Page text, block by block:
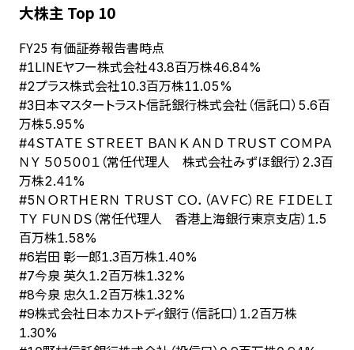
大株主 Top 10
FY25 有価証券報告書時点
#1LINEヤフー株式会社43.8百万株46.84%
#2プラス株式会社10.3百万株11.05%
#3日本マスタートラスト信託銀行株式会社（信託口） 5.6百
万株5.95%
#4ＳＴＡＴＥ ＳＴＲＥＥＴ ＢＡＮＫ ＡＮＤ ＴＲＵＳＴ ＣＯＭＰＡ
ＮＹ ５０５００１（常任代理人 株式会社みずほ銀行） 2.3百
万株2.41%
#5 ＮＯＲＴＨＥＲＮ ＴＲＵＳＴ ＣＯ．（ＡＶＦＣ）ＲＥ ＦＩＤＥＬＩ
ＴＹ ＦＵＮＤＳ（常任代理人 香港上海銀行東京支店） 1.5
百万株1.58%
#6岩田 彰一郎1.3百万株1.40%
#7今泉 英久1.2百万株1.32%
#8今泉 忠久1.2百万株1.32%
#9株式会社日本カストディ銀行（信託口） 1.2百万株
1.30%